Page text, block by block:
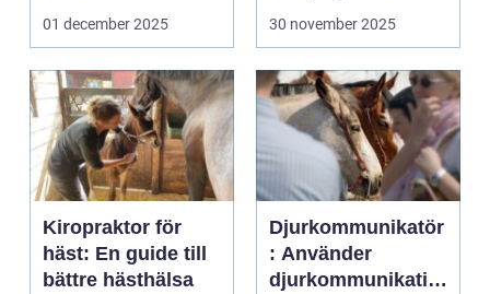
01 december 2025 30 november 2025
Kiropraktor för
häst: En guide till
bättre hästhälsa
Djurkommunikatör
: Använder
djurkommunikatio